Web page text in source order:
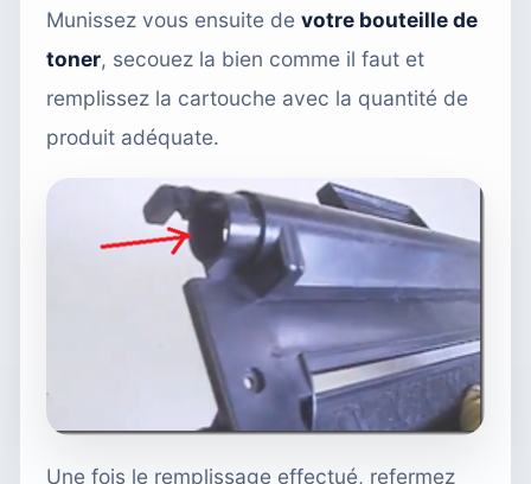
Munissez vous ensuite de votre bouteille de
toner, secouez la bien comme il faut et
remplissez la cartouche avec la quantité de
produit adéquate.
Une fois le remplissage effectué, refermez